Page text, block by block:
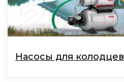
Насосы для колодцев